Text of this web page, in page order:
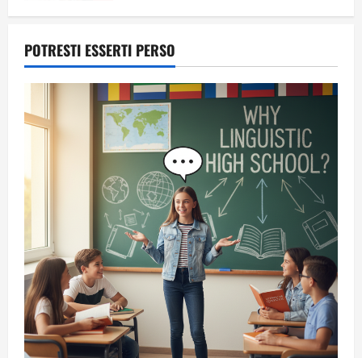
A Sergio, dal ragazzo furbo
28 Luglio 2026
2
Dal sogno di Capo Verde all’ultima danza
dei campioni: cinque momenti che
hanno raccontato il Mondiale 2026
24 Luglio 2026
3
Una lettera a te, Ennio, per la tua lunga
passeggiata
23 Luglio 2026
POTRESTI ESSERTI PERSO